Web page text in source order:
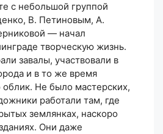
с небольшой группой
В. Петиновым, А.
— начал
творческую жизнь.
завалы, участвовали в
и в то же время
облик. Не было мастерских,
работали там, где
землянках, наскоро
Они даже